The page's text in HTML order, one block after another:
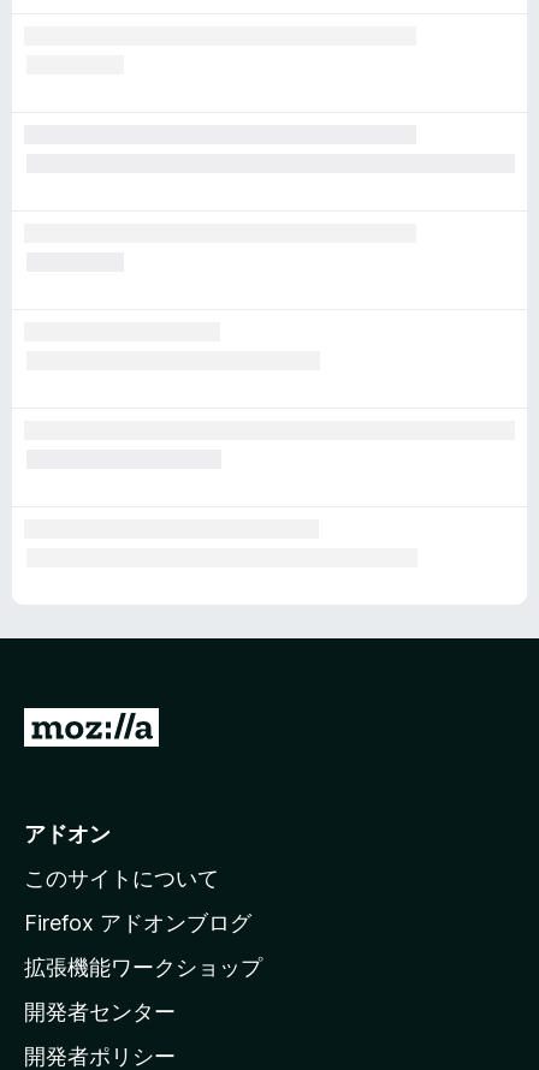
M
i
l
a
ホ
ー
ム
アドオン
このサイトについて
Firefox アドオンブログ
拡張機能ワークショップ
開発者センター
開発者ポリシー